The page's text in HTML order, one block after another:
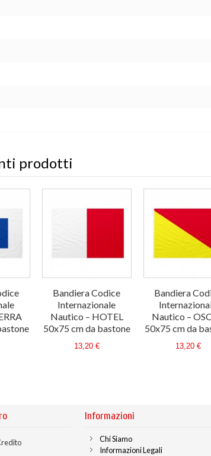
prodotti
Bandiera Codice
Internazionale
Nautico – HOTEL
50x75 cm da bastone
13,20 €
Bandiera
Nautico –
50x75 cm da
13,20 €
Informazioni
Chi Siamo
Informazioni Legali